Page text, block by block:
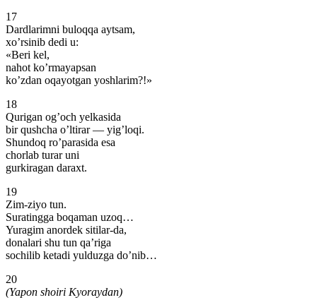
17
Dardlarimni buloqqa aytsam,
xo’rsinib dedi u:
«Beri kel,
nahot ko’rmayapsan
ko’zdan oqayotgan yoshlarim?!»
18
Qurigan og’och yelkasida
bir qushcha o’ltirar — yig’loqi.
Shundoq ro’parasida esa
chorlab turar uni
gurkiragan daraxt.
19
Zim-ziyo tun.
Suratingga boqaman uzoq…
Yuragim anordek sitilar-da,
donalari shu tun qa’riga
sochilib ketadi yulduzga do’nib…
20
(Yapon shoiri Kyoraydan)